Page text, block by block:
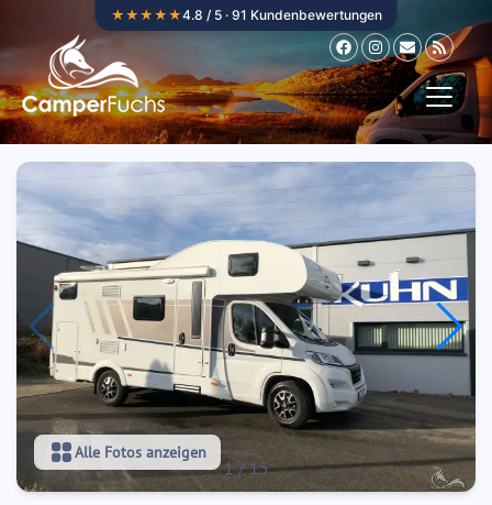
Zum Inhalt springen
1/15
Alle Fotos anzeigen
★★★★★4.8 / 5 · 91 Kundenbewertungen